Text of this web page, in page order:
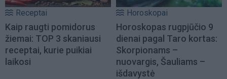
Receptai
Kaip raugti pomidorus
žiemai: TOP 3 skaniausi
receptai, kurie puikiai
laikosi
Horoskopai
Horoskopas rugpjūčio 9
dienai pagal Taro kortas:
Skorpionams –
nuovargis, Šauliams –
išdavystė